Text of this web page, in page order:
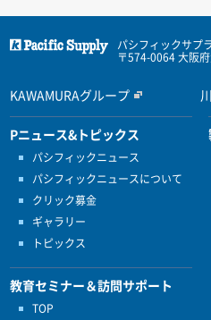
パシフィックサプ
〒574-0064 大阪
KAWAMURAグループ
Pニュース&トピックス
パシフィックニュース
パシフィックニュースについて
クリック募金
ギャラリー
トピックス
教育セミナー＆訪問サポート
TOP